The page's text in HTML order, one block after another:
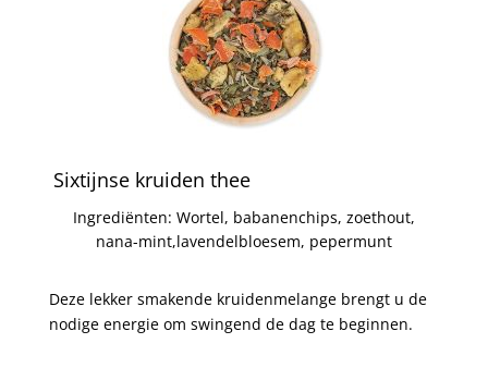
Sixtijnse kruiden thee
Ingrediënten: Wortel, babanenchips, zoethout,
nana-mint,lavendelbloesem, pepermunt
Deze lekker smakende kruidenmelange brengt u de
nodige energie om swingend de dag te beginnen.